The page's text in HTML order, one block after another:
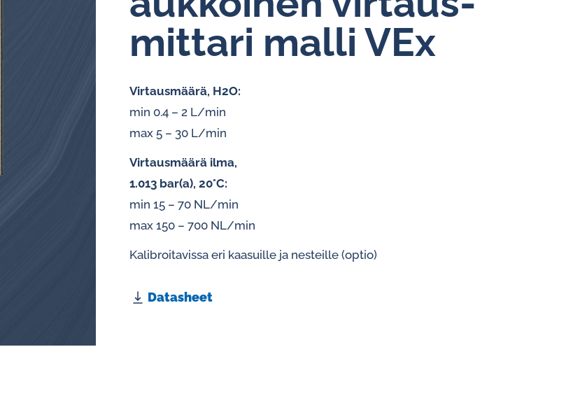
Kiertovoitelun
Vakiovirtaussäätimet vedelle
mit­ta­ri malli VEx
Virtausmäärä, H2O:
min 0.4 – 2 L/min
max 5 – 30 L/min
Virtausmäärä ilma,
1.013 bar(a), 20°C:
min 15 – 70 NL/min
max 150 – 700 NL/min
Kalibroitavissa eri kaasuille ja nesteille (optio)
Datasheet